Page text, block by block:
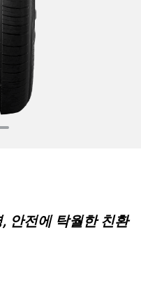
안전에 탁월한 친환